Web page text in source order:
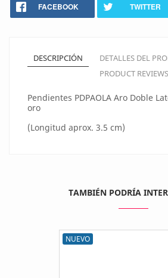
FACEBOOK TWITTER
DESCRIPCIÓN
DETALLES DEL
PRODUCT REVIEWS
Pendientes PDPAOLA Aro Doble
oro
(Longitud aprox. 3.5 cm)
TAMBIÉN PODRÍA
NUEVO